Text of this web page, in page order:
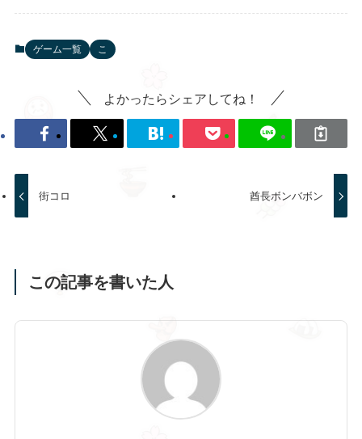
ゲーム一覧 こ
よかったらシェアしてね！
街コロ 酋長ボンバボン
この記事を書いた人